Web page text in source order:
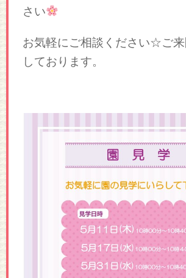
さい
お気軽にご相談ください☆ご
しております。